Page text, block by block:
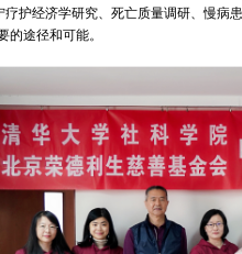
疗护经济学研究、死亡质量调研、慢
途径和可能。